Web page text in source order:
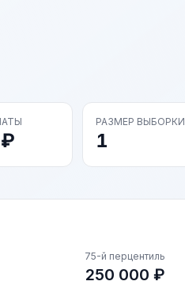
РАЗМЕР ВЫБОРКИ
1
75-й перцентиль
250 000 ₽